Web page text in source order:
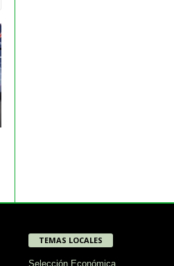
TEMAS LOCALES
Selección Económica